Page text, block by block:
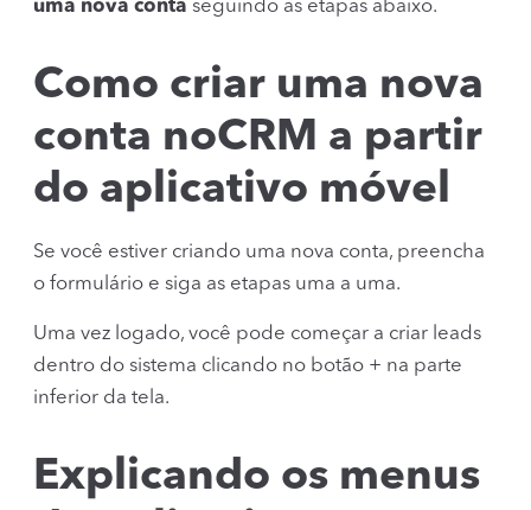
uma nova conta seguindo as etapas abaixo.
Como criar uma nova
conta noCRM a partir
do aplicativo móvel
Se você estiver criando uma nova conta, preencha
o formulário e siga as etapas uma a uma.
Uma vez logado, você pode começar a criar leads
dentro do sistema clicando no botão + na parte
inferior da tela.
Explicando os menus